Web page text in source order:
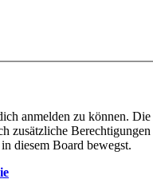
anmelden zu können.
zusätzliche
diesem Board bewegst.